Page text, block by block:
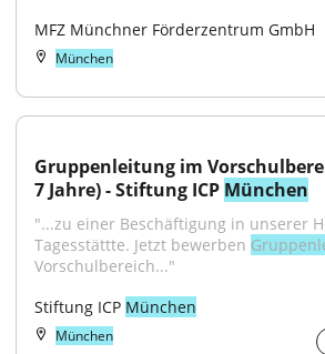
MFZ Münchner Förderzentrum GmbH
München
Gruppenleitung im
7 Jahre) - Stiftung ICP München
"...zu einer Beschäftigung in unserer
Tagesstättte. Jetzt bewerben
Vorschulbereich..."
Stiftung ICP München
München